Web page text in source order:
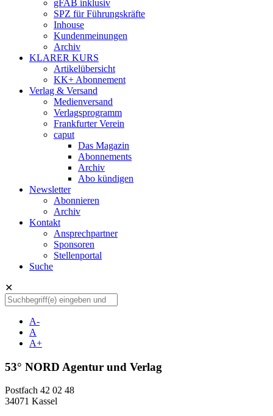
gFAB inklusiv
SPZ für Führungskräfte
Inhouse
Kundenmeinungen
Archiv
KLARER KURS
Artikelübersicht
KK+ Abonnement
Verlag & Versand
Medienversand
Verlagsprogramm
Frankfurter Verein
caput
Das Magazin
Abonnements
Archiv
Abo kündigen
Newsletter
Abonnieren
Archiv
Kontakt
Ansprechpartner
Sponsoren
Stellenportal
Suche
✕
A-
A
A+
53° NORD Agentur und Verlag
Postfach 42 02 48
34071 Kassel